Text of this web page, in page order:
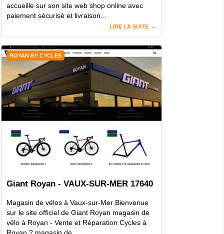
accueille sur son site web shop online avec
paiement sécurisé et livraison...
LIRE LA SUITE
ROYAN BY CYCLES
Giant Royan - VAUX-SUR-MER 17640
Magasin de vélos à Vaux-sur-Mer Bienvenue
sur le site officiel de Giant Royan magasin de
vélo à Royan - Vente et Réparation Cycles à
Royan ? magasin de...